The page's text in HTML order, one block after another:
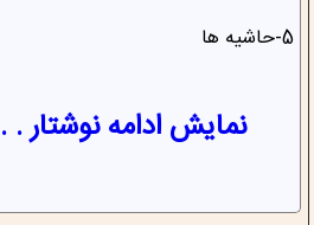
5-حاشیه ها
نمایش ادامه نوشتار .